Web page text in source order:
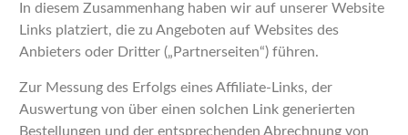
In diesem Zusammenhang haben wir auf unserer Website
Links platziert, die zu Angeboten auf Websites des
Anbieters oder Dritter („Partnerseiten“) führen.
Zur Messung des Erfolgs eines Affiliate-Links, der
Auswertung von über einen solchen Link generierten
Bestellungen und der entsprechenden Abrechnung von